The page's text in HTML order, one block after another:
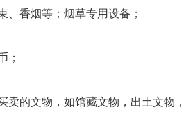
、香烟等；烟草专用设备；
；
的文物，如馆藏文物，出土文物